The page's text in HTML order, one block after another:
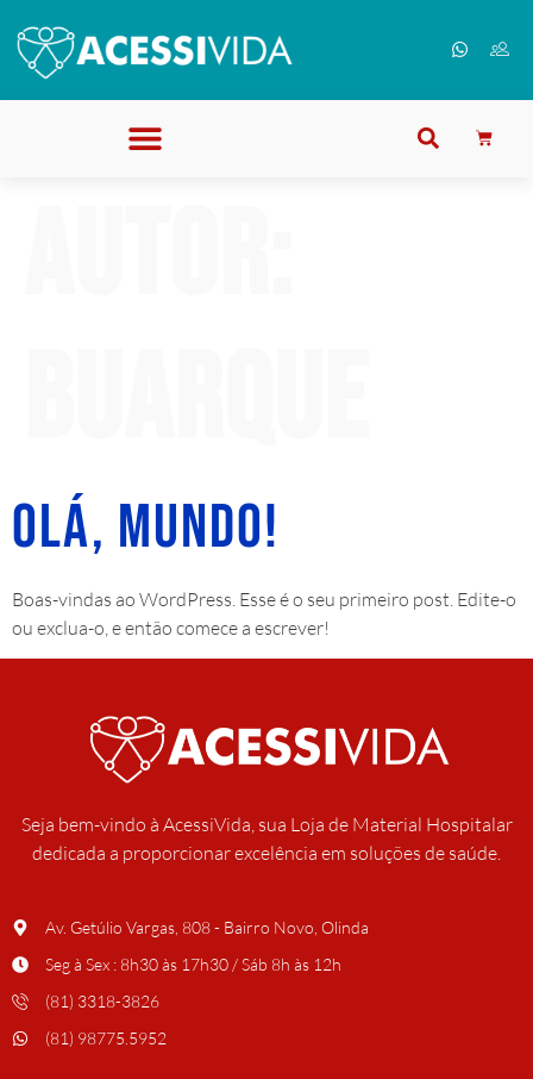
Olá, mundo!
Boas-vindas ao WordPress. Esse é o seu primeiro post. Edite-o
ou exclua-o, e então comece a escrever!
Seja bem-vindo à AcessiVida, sua Loja de Material Hospitalar
dedicada a proporcionar excelência em soluções de saúde.
Av. Getúlio Vargas, 808 - Bairro Novo, Olinda
Seg à Sex : 8h30 às 17h30 / Sáb 8h às 12h
(81) 3318-3826
(81) 98775.5952